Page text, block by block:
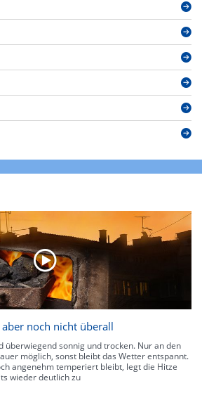
noch nicht überall
überwiegend sonnig und trocken. Nur an den
möglich, sonst bleibt das Wetter entspannt.
angenehm temperiert bleibt, legt die Hitze
wieder deutlich zu